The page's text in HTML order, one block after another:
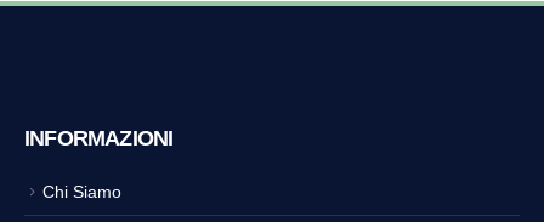
INFORMAZIONI
Chi Siamo